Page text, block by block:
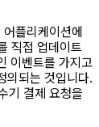
플리케이션에
직접 업데이트
이벤트를 가지고
의되는 것입니다.
기 결제 요청을